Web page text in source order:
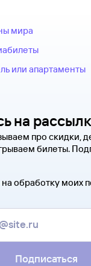
мира
или апартаменты
на
про скидки,
билеты.
на обработку моих
Подписаться